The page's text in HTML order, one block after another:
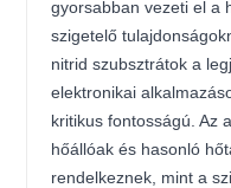
gyorsabban vezeti el a
szigetelő
nitrid szubsztrátok a
elektronikai
kritikus fontosságú. Az
hőállóak és hasonló
rendelkeznek, mint a